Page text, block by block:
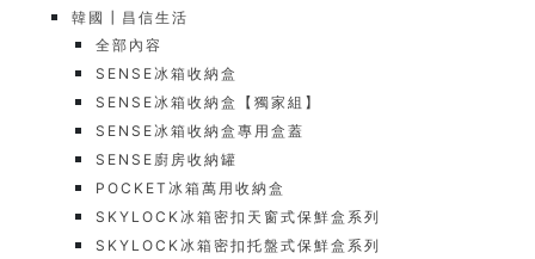
韓國┃昌信生活
全部內容
SENSE冰箱收納盒
SENSE冰箱收納盒【獨家組】
SENSE冰箱收納盒專用盒蓋
SENSE廚房收納罐
POCKET冰箱萬用收納盒
SKYLOCK冰箱密扣天窗式保鮮盒系列
SKYLOCK冰箱密扣托盤式保鮮盒系列